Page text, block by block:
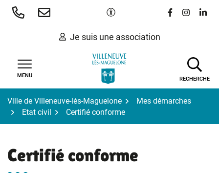
Aller
Paramètres d'accessibilité
Lien vers le
Lien vers
Lien
Je suis une association
MENU
RECHERCHE
Ville de Villeneuve-lès-Maguelone
Mes démarches
Etat civil
Certifié conforme
Certifié conforme